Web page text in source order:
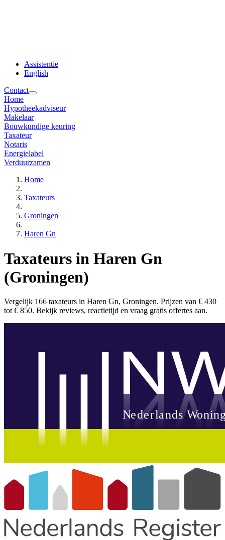
Assistentie
English
Contact
Home
Hypotheekadviseur
Makelaar
Bouwkundige keuring
Taxateur
Notaris
Energielabel
Verduurzamen
Home
Taxateurs
Groningen
Haren Gn
Taxateurs in Haren Gn
(Groningen)
Vergelijk 166 taxateurs in Haren Gn, Groningen. Prijzen van € 430
tot € 850. Bekijk reviews, reactietijd en vraag gratis offertes aan.